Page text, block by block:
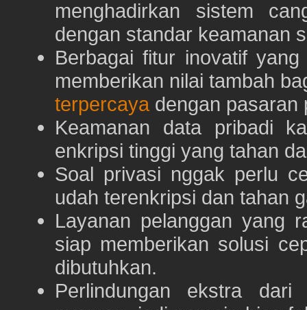
menghadirkan sistem
dengan standar keamanan
Berbagai fitur inovatif
memberikan nilai tambah
terpercaya dengan pasaran
Keamanan data pribadi
enkripsi tinggi yang tahan
Soal privasi nggak perlu
udah terenkripsi dan tahan
Layanan pelanggan yang
siap memberikan solusi
dibutuhkan.
Perlindungan ekstra dari